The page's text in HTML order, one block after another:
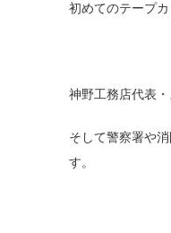
初めてのテープ
神野工務店代表
そして警察署や
す。